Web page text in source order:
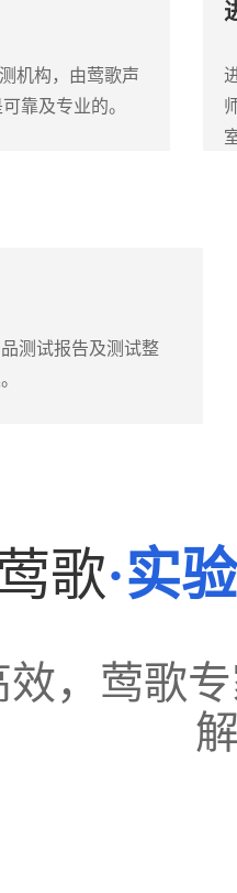
机构，由莺歌声
靠及专业的。
测试报告及测试整
歌·实
效，莺歌